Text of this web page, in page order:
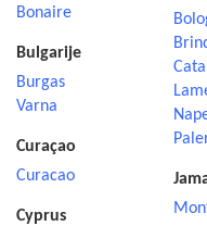
Bonaire
Bulgarije
Burgas
Varna
Curaçao
Curacao
Cyprus